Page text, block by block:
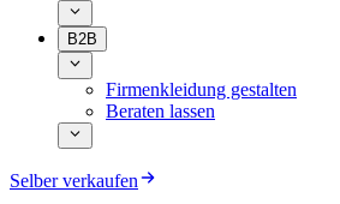
B2B
Firmenkleidung gestalten
Beraten lassen
Selber verkaufen